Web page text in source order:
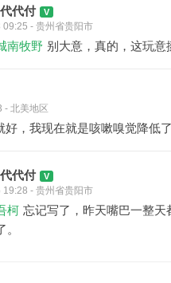
代付
- 贵州省贵阳市
南牧野 别大意，真的，这玩意
- 北美地区
好，我现在就是咳嗽嗅觉降低了
代付
- 贵州省贵阳市
柯 忘记写了，昨天嘴巴一整
。